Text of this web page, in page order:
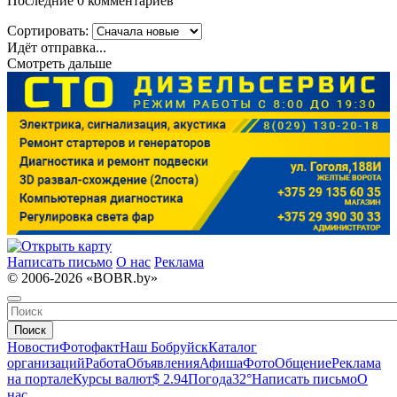
Сортировать:
Идёт отправка...
Смотреть дальше
Написать письмо О нас Реклама
© 2006-2026 «BOBR.by»
Поиск
НовостиФотофактНаш БобруйскКаталог
организацийРаботаОбъявленияАфишаФотоОбщениеРеклама
на порталеКурсы валют$ 2.94Погода32°Написать письмоО